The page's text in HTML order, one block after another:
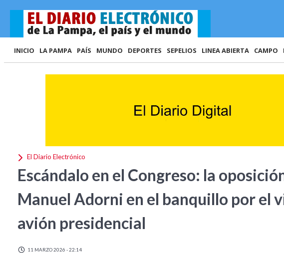
INICIO LA PAMPA PAÍS MUNDO DEPORTES SEPELIOS LINEA ABIERTA CAMPO
El Diario Electrónico
Escándalo en el Congreso: la
Manuel Adorni en el banquillo por el
avión presidencial
11 MARZO 2026 - 22:14